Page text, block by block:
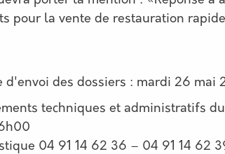
pour la vente de restauration rapide
d'envoi des dossiers : mardi 26 mai
techniques et administratifs
04 91 14 62 36 – 04 91 14 62